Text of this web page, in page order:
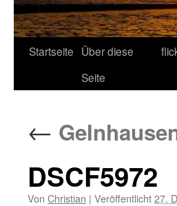
Startseite Über diese
Seite
←
DSCF5972
Von Christian | Veröffentlicht27.